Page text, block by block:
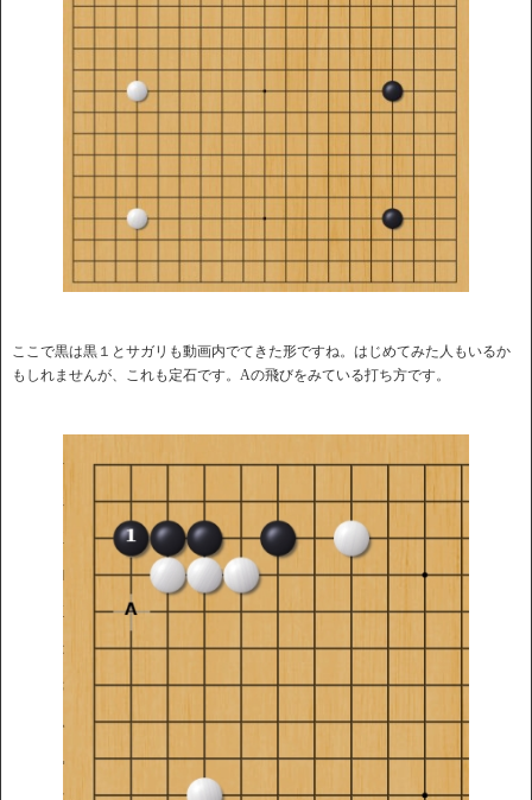
ここで黒は黒１とサガリも動画内でてきた形ですね。はじめてみた人もいるか
もしれませんが、これも定石です。Aの飛びをみている打ち方です。